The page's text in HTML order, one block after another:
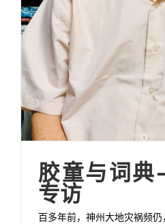
胶童与词
专访
百多年前，神州大地灾祸频